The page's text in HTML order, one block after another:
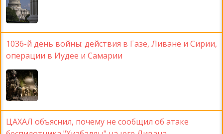
1036-й день войны: действия в Газе, Ливане и Сирии,
операции в Иудее и Самарии
ЦАХАЛ объяснил, почему не сообщил об атаке